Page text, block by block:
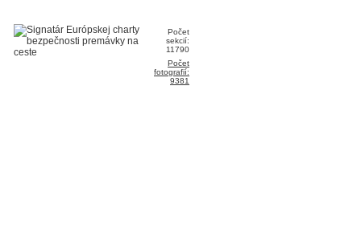
Počet
sekcií:
11790
Počet
fotografií:
9381